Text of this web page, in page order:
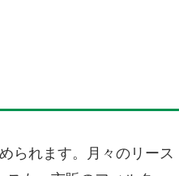
られます。月々のリース